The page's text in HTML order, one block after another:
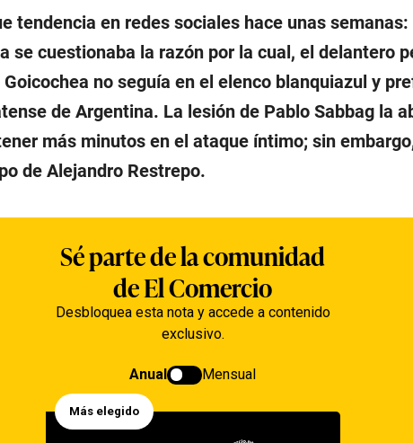
tendencia en redes sociales hace unas
se cuestionaba la razón por la cual, el delantero
no seguía en el elenco blanquiazul y
de Argentina. La lesión de Pablo Sabbag la
más minutos en el ataque íntimo; sin
de Alejandro Restrepo.